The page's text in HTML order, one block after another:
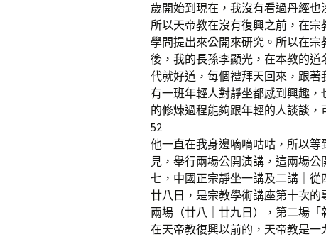
歲開始到現在，我沒有看過丹經也
所以天帝教在沒有復興之前，在
學問提出來公開來研究。所以在
後，我的長孫李顯光，在本教的
代就好道，每個禮拜天回來，跟
有一班年輕人對靜坐都感到興趣
的修煉過程能夠跟年輕的人談談，
52
他一直在我身邊嘀嘀咕咕，所以
見，舉行兩場公開演講，這兩場
七，中國正宗靜坐一講及二講｜
廿八日，是宗教學術講座第十次
兩場（廿八｜廿九日），第二場
在天帝教復興以前的，天帝教是